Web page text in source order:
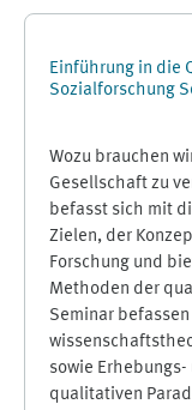
Einführung in die
Sozialforschung
Wozu brauchen
Gesellschaft zu
befasst sich mit
Zielen, der
Forschung und
Methoden der
Seminar
sowie
qualitativen